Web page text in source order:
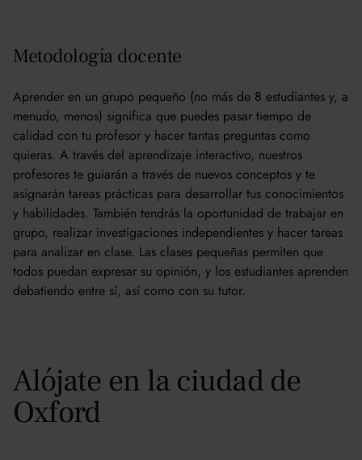
Metodología docente
Aprender en un grupo pequeño (no más de 8 estudiantes y, a
menudo, menos) significa que puedes pasar tiempo de
calidad con tu profesor y hacer tantas preguntas como
quieras. A través del aprendizaje interactivo, nuestros
profesores te guiarán a través de nuevos conceptos y te
asignarán tareas prácticas para desarrollar tus conocimientos
y habilidades. También tendrás la oportunidad de trabajar en
grupo, realizar investigaciones independientes y hacer tareas
para analizar en clase. Las clases pequeñas permiten que
todos puedan expresar su opinión, y los estudiantes aprenden
debatiendo entre sí, así como con su tutor.
Alójate en la ciudad de
Oxford